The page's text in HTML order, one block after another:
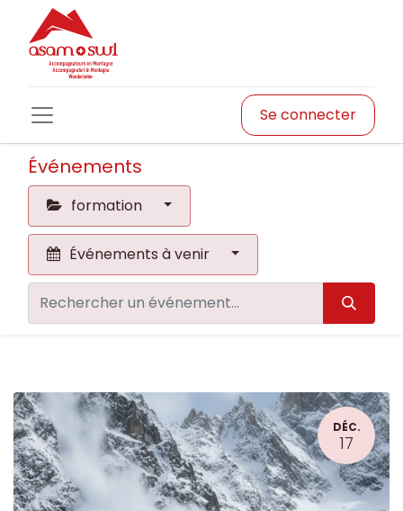
Se connecter
Événements
formation
Événements à venir
DÉC.
17